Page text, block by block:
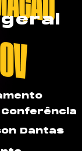
Dantas
geral